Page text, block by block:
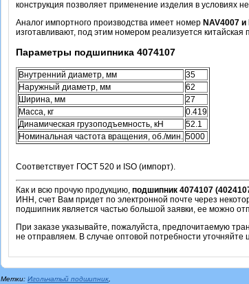
конструкция позволяет применение изделия в условиях
Аналог импортного производства имеет номер NAV4007
изготавливают, под этим номером реализуется китайская
Параметры подшипника 4074107
Внутренний диаметр, мм
35
Наружный диаметр, мм
62
Ширина, мм
27
Масса, кг
0.419
Динамическая грузоподъемность, кН
52.1
Номинальная частота вращения, об./мин. 5000
Соответствует ГОСТ 520 и ISO (импорт).
Как и всю прочую продукцию, подшипник 4074107
ИНН, счет Вам придет по электронной почте через
подшипник является частью большой заявки, ее можно
При заказе указывайте, пожалуйста, предпочитаемую
не отправляем. В случае оптовой потребности
Метки: Игольчатый подшипник